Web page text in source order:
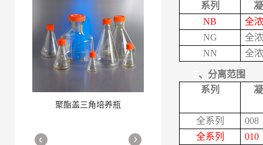
聚酯盖三角培养瓶
More
系列
NB
全
NG
全
NN
全
、分离范围
系列
全系列
008
全系列
010